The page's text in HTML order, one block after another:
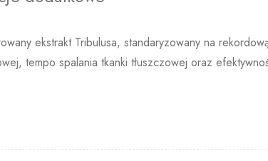
ekstrakt Tribulusa, standaryzowany na
tempo spalania tkanki tłuszczowej oraz